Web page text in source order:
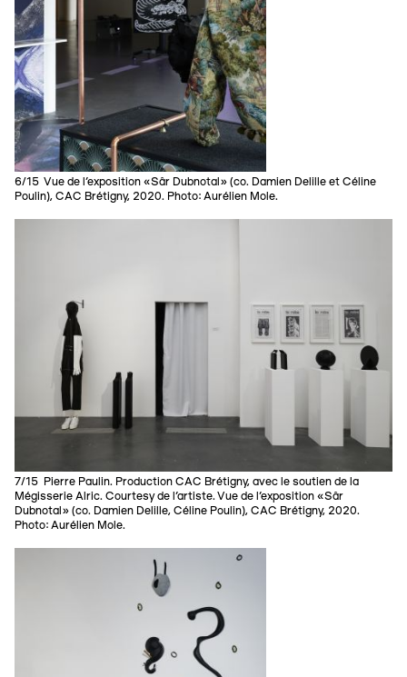
6/15 Vue de l’exposition «Sâr Dubnotal» (co. Damien Delille et Céline
Poulin), CAC Brétigny, 2020. Photo: Aurélien Mole.
7/15 Pierre Paulin. Production CAC Brétigny, avec le soutien de la
Mégisserie Alric. Courtesy de l’artiste. Vue de l’exposition «Sâr
Dubnotal» (co. Damien Delille, Céline Poulin), CAC Brétigny, 2020.
Photo: Aurélien Mole.